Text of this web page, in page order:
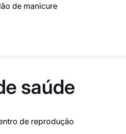
de manicure
saúde
de reprodução